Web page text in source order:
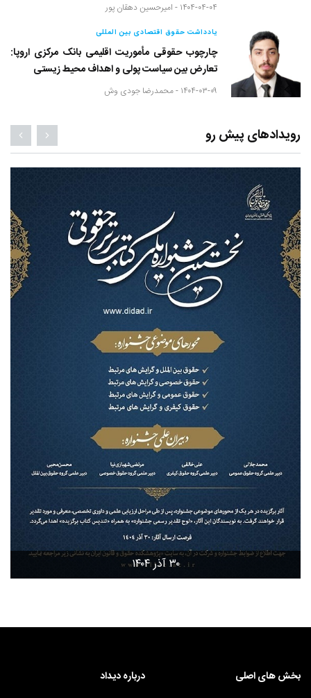
۱۴۰۴-۰۴-۰۴ - امیرحسین دهقان پور
یادداشت حقوق اقتصادی بین المللی
چارچوب حقوقی مأموریت اقلیمی بانک مرکزی اروپا:
تعارض بین سیاست پولی و اهداف محیط زیستی
۱۴۰۴-۰۳-۰۹ - محمدرضا جودی وش
رویدادهای پیش رو
۳۰ آذر ۱۴۰۴
بخش های اصلی درباره دیداد